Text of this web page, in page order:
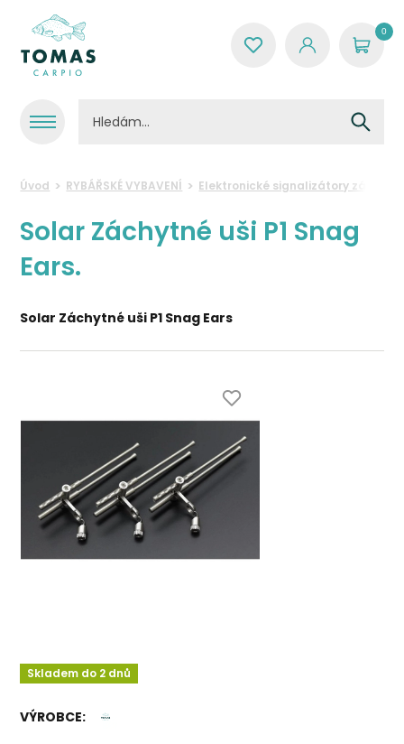
0
Úvod RYBÁŘSKÉ VYBAVENÍ Elektronické signalizátory záběru
Solar Záchytné uši P1 Snag
Ears.
Solar Záchytné uši P1 Snag Ears
Skladem do 2 dnů
VÝROBCE: